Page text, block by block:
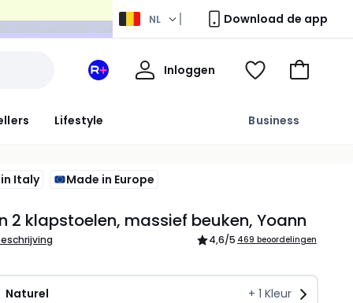
NL Download de app
Lifestyle Business
Mijn
+
Inloggen
Mijn
Kijk
Naar
Italy Made in Europe
2 klapstoelen, massief beuken, Yoann
4,6/5 469 beoordelingen
Naturel + 1 Kleur